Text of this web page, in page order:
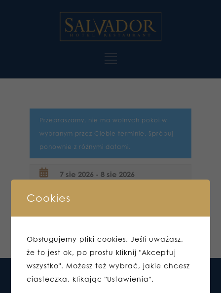
Przepraszamy, nie ma wolnych pokoi w
wybranym przez Ciebie terminie. Spróbuj
ponownie z różnymi datami.
Cookies
Obsługujemy pliki cookies. Jeśli uważasz,
że to jest ok, po prostu kliknij "Akceptuj
wszystko". Możesz też wybrać, jakie chcesz
ciasteczka, klikając "Ustawienia".